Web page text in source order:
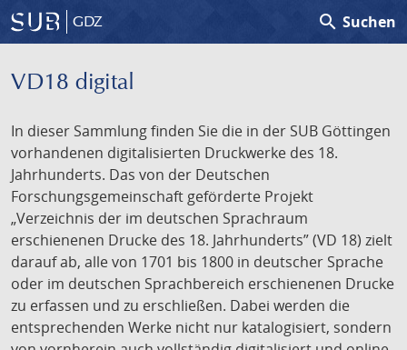
GDZ search Suchen
VD18 digital
In dieser Sammlung finden Sie die in der SUB Göttingen
vorhandenen digitalisierten Druckwerke des 18.
Jahrhunderts. Das von der Deutschen
Forschungsgemeinschaft geförderte Projekt
„Verzeichnis der im deutschen Sprachraum
erschienenen Drucke des 18. Jahrhunderts” (VD 18) zielt
darauf ab, alle von 1701 bis 1800 in deutscher Sprache
oder im deutschen Sprachbereich erschienenen Drucke
zu erfassen und zu erschließen. Dabei werden die
entsprechenden Werke nicht nur katalogisiert, sondern